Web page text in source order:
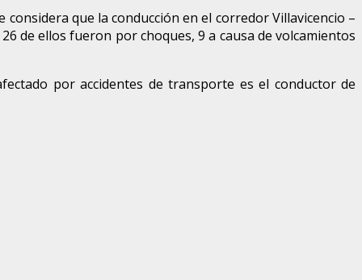
que la conducción en el corredor Villavicencio –
de ellos fueron por choques, 9 a causa de volcamientos
por accidentes de transporte es el conductor de